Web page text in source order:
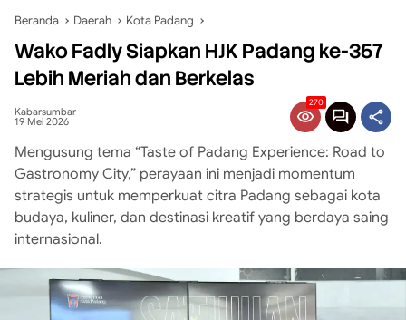
Beranda Daerah Kota Padang
Wako Fadly Siapkan HJK Padang ke-357
Lebih Meriah dan Berkelas
Kabarsumbar
19 Mei 2026
270
Mengusung tema “Taste of Padang Experience: Road to
Gastronomy City,” perayaan ini menjadi momentum
strategis untuk memperkuat citra Padang sebagai kota
budaya, kuliner, dan destinasi kreatif yang berdaya saing
internasional.